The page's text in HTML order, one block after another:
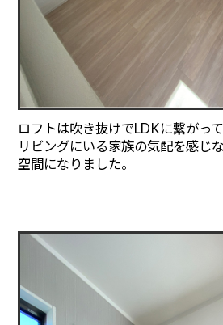
ロフトは吹き抜けでLDKに繋がって
リビングにいる家族の気配を感じ
空間になりました。